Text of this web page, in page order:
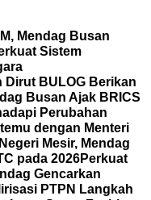
Mendag Busan
Sistem
Dirut BULOG Berikan
Busan Ajak BRICS
Perubahan
dengan Menteri
Mesir, Mendag
pada 2026Perkuat
Gencarkan
PTPN Langkah